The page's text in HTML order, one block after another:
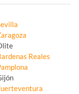
Reales